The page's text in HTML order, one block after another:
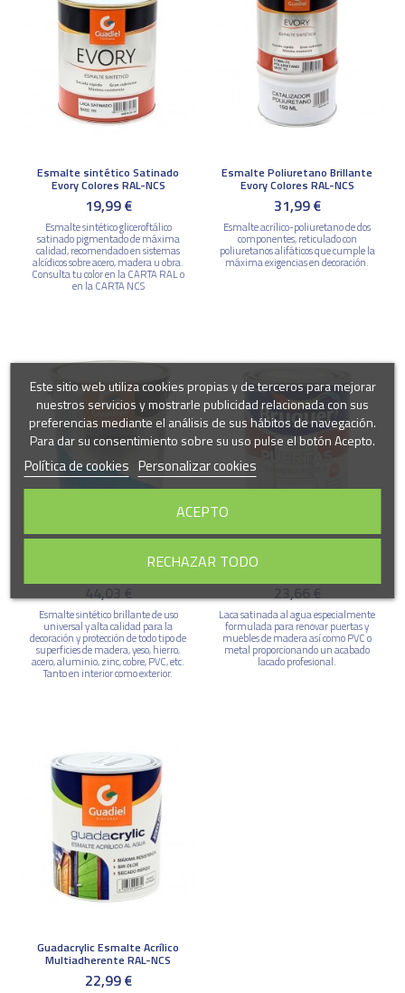
Esmalte sintético Satinado
Evory Colores RAL-NCS
19,99 €
Esmalte sintético gliceroftálico
satinado pigmentado de máxima
calidad, recomendado en sistemas
alcídicos sobre acero, madera u obra.
Consulta tu color en la CARTA RAL o
en la CARTA NCS
Esmalte Poliuretano Brillante
Evory Colores RAL-NCS
31,99 €
Esmalte acrílico-poliuretano de dos
componentes, reticulado con
poliuretanos alifáticos que cumple la
máxima exigencias en decoración.
Esmalte Sintético Industrial
Blanco-Negro Brillante
44,03 €
Esmalte sintético brillante de uso
universal y alta calidad para la
decoración y protección de todo tipo de
superficies de madera, yeso, hierro,
acero, aluminio, zinc, cobre, PVC, etc.
Tanto en interior como exterior.
Laca Puertas Blanco Satinado
23,66 €
Laca satinada al agua especialmente
formulada para renovar puertas y
muebles de madera así como PVC o
metal proporcionando un acabado
lacado profesional.
Guadacrylic Esmalte Acrílico
Multiadherente RAL-NCS
22,99 €
Este sitio web utiliza cookies propias y de terceros para mejorar
nuestros servicios y mostrarle publicidad relacionada con sus
preferencias mediante el análisis de sus hábitos de navegación.
Para dar su consentimiento sobre su uso pulse el botón Acepto.
Política de cookies Personalizar cookies
RECHAZAR TODO
ACEPTO